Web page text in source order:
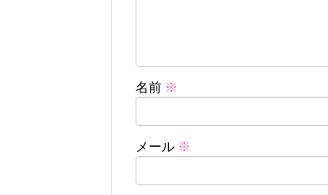
名前 ※
メール ※